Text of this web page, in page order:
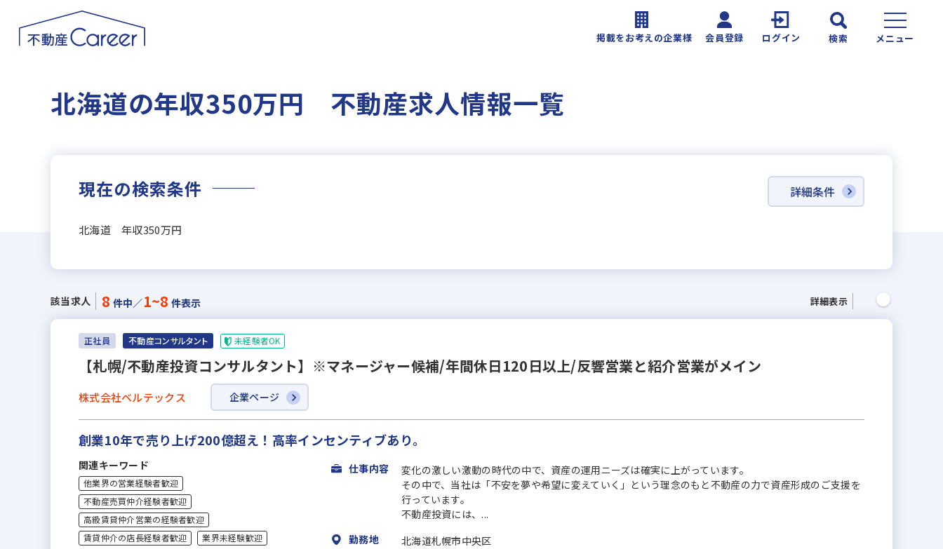
掲載をお考えの企業様 会員登録 ログイン 検索 メニュー
北海道の年収350万円 不動産求人情報一覧
現在の検索条件
北海道 年収350万円
詳細条件
該当求人 8 件中／1~8 件表示 詳細表示
正社員 不動産コンサルタント 未経験者OK
【札幌/不動産投資コンサルタント】※マネージャー候補/年間休日120日以上/反響営業と紹介営業がメイン
株式会社ベルテックス 企業ページ
創業10年で売り上げ200億超え！高率インセンティブあり。
関連キーワード
他業界の営業経験者歓迎
不動産売買仲介経験者歓迎
高級賃貸仲介営業の経験者歓迎
賃貸仲介の店長経験者歓迎
業界未経験歓迎
仕事内容
変化の激しい激動の時代の中で、資産の運用ニーズは確実に上がっています。
その中で、当社は「不安を夢や希望に変えていく」という理念のもと不動産の力で資産形成のご支援を
行っています。
不動産投資には、...
勤務地
北海道札幌市中央区